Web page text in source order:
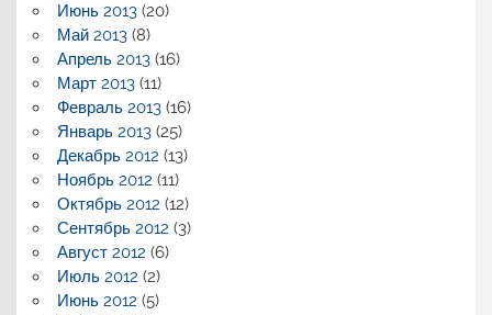
Июнь 2013(20)
Май 2013(8)
Апрель 2013(16)
Март 2013(11)
Февраль 2013(16)
Январь 2013(25)
Декабрь 2012 (13)
Ноябрь 2012 (11)
Октябрь 2012 (12)
Сентябрь 2012 (3)
Август 2012 (6)
Июль 2012 (2)
Июнь 2012 (5)